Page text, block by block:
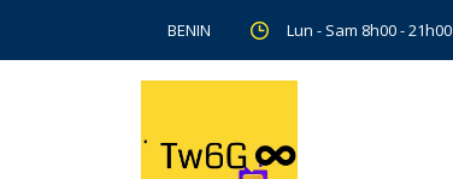
BENIN Lun - Sam 8h00 - 21h00